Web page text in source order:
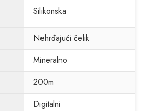
Silikonska
Nehrđajući čelik
Mineralno
200m
Digitalni